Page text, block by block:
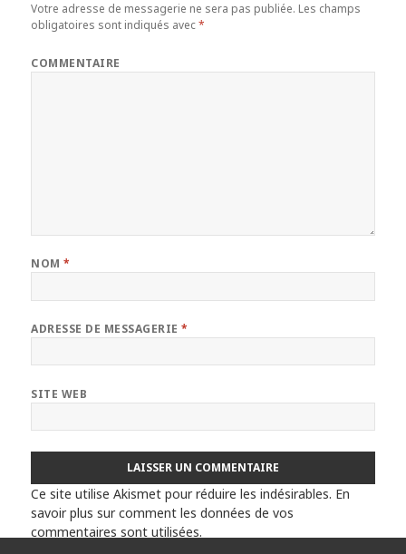
Votre adresse de messagerie ne sera pas publiée. Les champs
obligatoires sont indiqués avec*
COMMENTAIRE
NOM*
ADRESSE DE MESSAGERIE*
SITE WEB
Ce site utilise Akismet pour réduire les indésirables. En
savoir plus sur comment les données de vos
commentaires sont utilisées.